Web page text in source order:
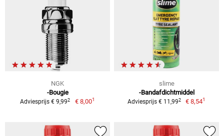
NGK
-Bougie
Adviesprijs € 9,992 € 8,001
slime
-Bandafdichtmiddel
Adviesprijs € 11,992 € 8,541